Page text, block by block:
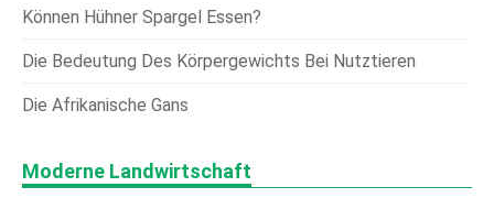
Können Hühner Spargel Essen?
Die Bedeutung Des Körpergewichts Bei Nutztieren
Die Afrikanische Gans
Moderne Landwirtschaft